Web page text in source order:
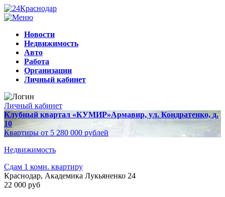
Новости
Недвижимость
Авто
Работа
Организации
Личный кабинет
Личный кабинет
Клубный квартал «КУМИР»Армавир, ул. Кондратенко, д.
10
Квартиры от 5 280 000 рублей
Недвижимость
Сдам 1 комн. квартиру
Краснодар, Академика Лукьяненко 24
22 000 руб